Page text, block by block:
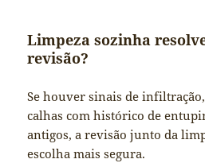
Limpeza sozinha
revisão?
Se houver sinais de
calhas com histórico de
antigos, a revisão junto da
escolha mais segura.